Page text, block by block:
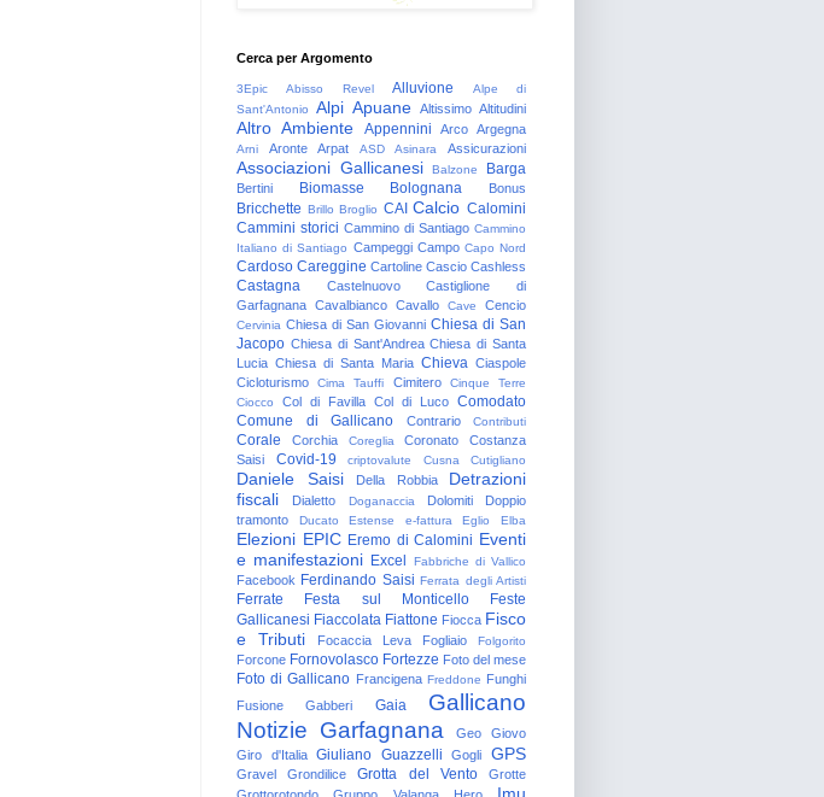
Cerca per Argomento
3Epic Abisso Revel Alluvione
Alpe di
Sant'Antonio
Alpi Apuane Altissimo Altitudini
Altro Ambiente Appennini Arco Argegna
Arni Aronte Arpat ASD Asinara Assicurazioni
Associazioni Gallicanesi Balzone Barga
Bertini Biomasse Bolognana Bonus
Bricchette Brillo Broglio CAI Calcio Calomini
Cammini storici Cammino di Santiago Cammino
Italiano di Santiago Campeggi Campo Capo Nord
Cardoso Careggine Cartoline Cascio Cashless
Castagna Castelnuovo
Castiglione di
Garfagnana Cavalbianco Cavallo Cave Cencio
Cervinia Chiesa di San Giovanni Chiesa di San
Jacopo Chiesa di Sant'Andrea Chiesa di Santa
Lucia Chiesa di Santa Maria Chieva Ciaspole
Cicloturismo
Cima Tauffi Cimitero
Cinque Terre
Ciocco
Col di Favilla Col di Luco Comodato
Comune di Gallicano
Contrario Contributi
Corale Corchia Coreglia Coronato
Costanza
Saisi
Covid-19 criptovalute Cusna Cutigliano
Daniele Saisi Della Robbia
Detrazioni
fiscali
Dialetto Doganaccia Dolomiti
Doppio
tramonto
Ducato Estense e-fattura Eglio Elba
Elezioni EPIC Eremo di Calomini Eventi
e manifestazioni Excel Fabbriche di Vallico
Facebook Ferdinando Saisi Ferrata degli Artisti
Ferrate Festa sul Monticello
Feste
Gallicanesi Fiaccolata Fiattone Fiocca Fisco
e Tributi
Focaccia Leva Fogliaio Folgorito
Forcone Fornovolasco Fortezze Foto del mese
Foto di Gallicano Francigena Freddone Funghi
Fusione
Gabberi Gaia
Gallicano
Notizie Garfagnana Geo
Giovo
Giro d'Italia
Giuliano Guazzelli Gogli GPS
Gravel Grondilice Grotta del Vento
Grotte
Grottorotondo
Gruppo Valanga Hero Imu